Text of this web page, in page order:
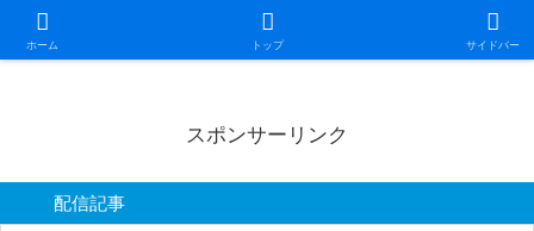
ホーム トップ サイドバー
日本第一！ニュース録
スポンサーリンク
配信記事